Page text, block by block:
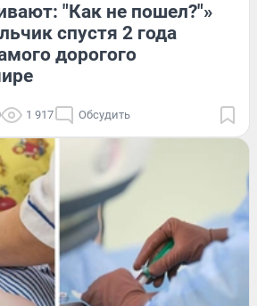
"Как не пошел?"»
спустя 2 года
дорогого
1 917 Обсудить